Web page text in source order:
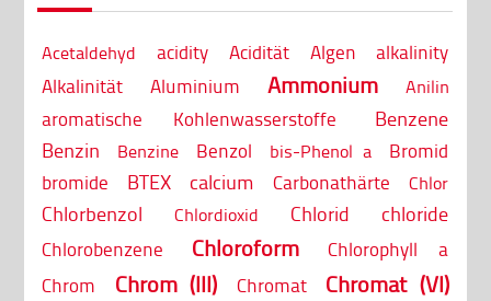
Acetaldehyd acidity Acidität Algen
alkalinity
Alkalinität
Aluminium Ammonium Anilin
aromatische Kohlenwasserstoffe
Benzene
Benzin
Benzine Benzol bis-Phenol a
Bromid
bromide
BTEX calcium Carbonathärte Chlor
Chlorbenzol Chlordioxid Chlorid chloride
Chlorobenzene Chloroform
Chlorophyll a
Chrom
Chrom (III) Chromat Chromat (VI)